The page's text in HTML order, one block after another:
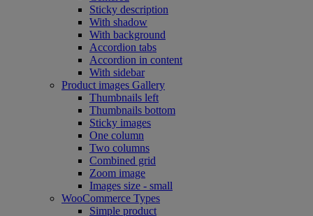
Sticky description
With shadow
With background
Accordion tabs
Accordion in content
With sidebar
Product images Gallery
Thumbnails left
Thumbnails bottom
Sticky images
One column
Two columns
Combined grid
Zoom image
Images size - small
WooCommerce Types
Simple product